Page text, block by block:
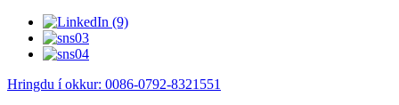
Hringdu í okkur: 0086-0792-8321551